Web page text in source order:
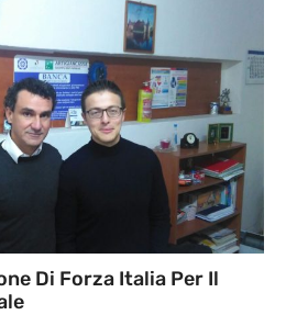
Di Forza Italia Per Il